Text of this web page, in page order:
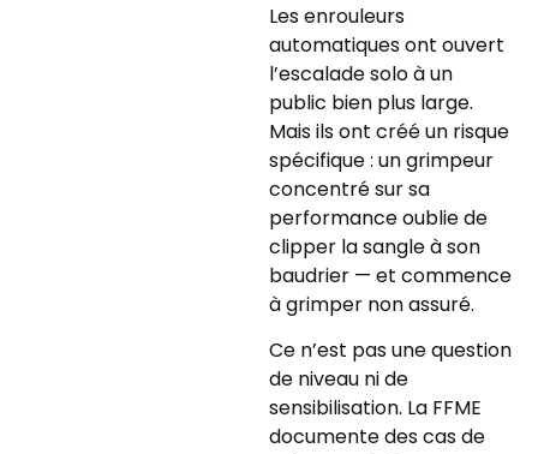
Les enrouleurs
automatiques ont ouvert
l’escalade solo à un
public bien plus large.
Mais ils ont créé un risque
spécifique : un grimpeur
concentré sur sa
performance oublie de
clipper la sangle à son
baudrier — et commence
à grimper non assuré.
Ce n’est pas une question
de niveau ni de
sensibilisation. La FFME
documente des cas de